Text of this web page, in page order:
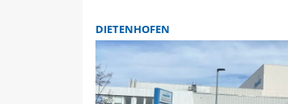
DIETENHOFEN